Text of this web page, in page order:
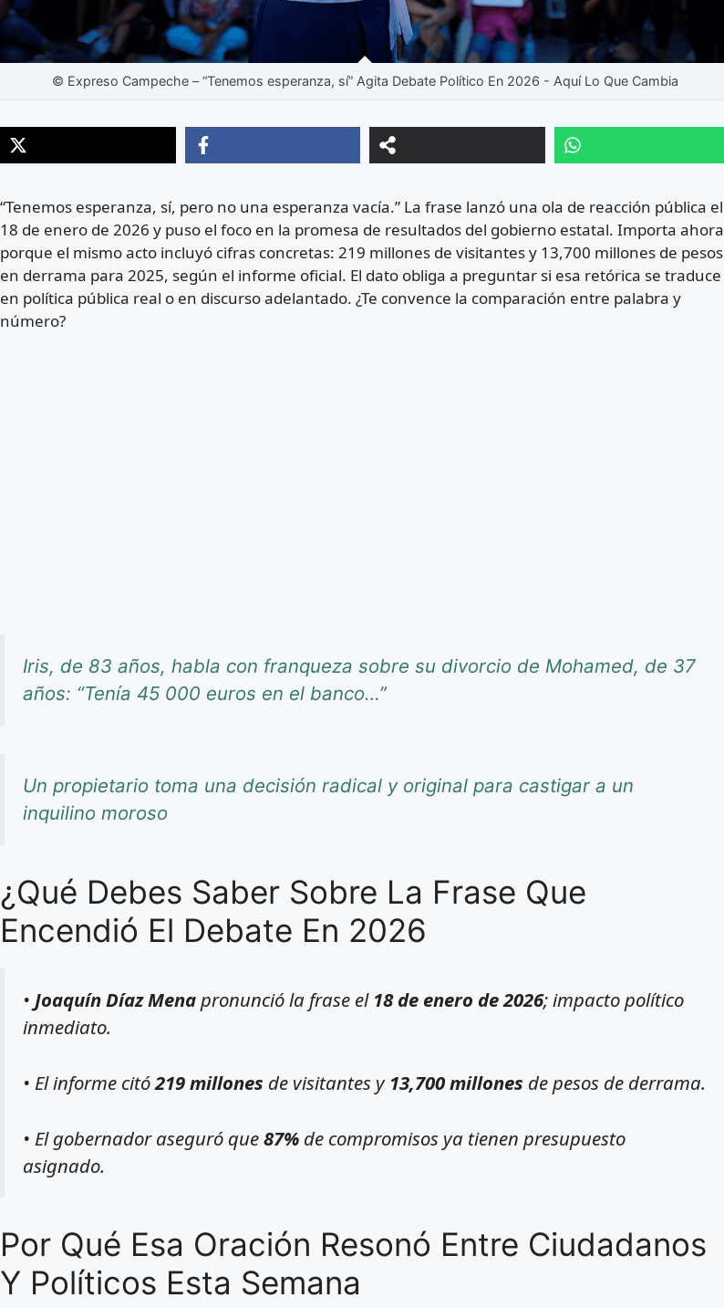
© Expreso Campeche – “Tenemos esperanza, sí” Agita Debate Político En 2026 - Aquí Lo Que Cambia
“Tenemos esperanza, sí, pero no una esperanza vacía.” La frase lanzó una ola de reacción pública el
18 de enero de 2026 y puso el foco en la promesa de resultados del gobierno estatal. Importa ahora
porque el mismo acto incluyó cifras concretas: 219 millones de visitantes y 13,700 millones de pesos
en derrama para 2025, según el informe oficial. El dato obliga a preguntar si esa retórica se traduce
en política pública real o en discurso adelantado. ¿Te convence la comparación entre palabra y
número?
Iris, de 83 años, habla con franqueza sobre su divorcio de Mohamed, de 37
años: “Tenía 45 000 euros en el banco…”
Un propietario toma una decisión radical y original para castigar a un
inquilino moroso
¿Qué Debes Saber Sobre La Frase Que
Encendió El Debate En 2026
• Joaquín Díaz Menapronunció la frase el 18 de enero de 2026; impacto político
inmediato.
• El informe citó219 millones de visitantes y 13,700 millones de pesos de derrama.
• El gobernador aseguró que87% de compromisos ya tienen presupuesto
asignado.
Por Qué Esa Oración Resonó Entre Ciudadanos
Y Políticos Esta Semana